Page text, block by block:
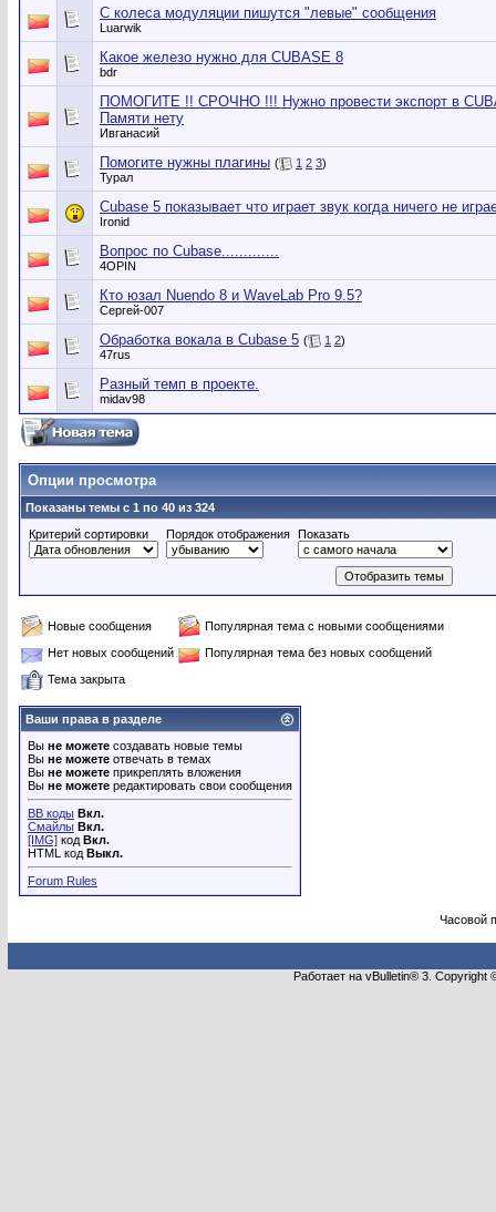
С колеса модуляции пишутся "левые" сообщения
Luarwik
Какое железо нужно для CUBASE 8
bdr
ПОМОГИТЕ !! СРОЧНО !!! Нужно провести экспорт в
Памяти нету
Ивганасий
Помогите нужны плагины ( 1 2 3)
Турал
Cubase 5 показывает что играет звук когда ничего не
Ironid
Вопрос по Cubase.............
4OPIN
Кто юзал Nuendo 8 и WaveLab Pro 9.5?
Сергей-007
Обработка вокала в Cubase 5 ( 1 2)
47rus
Разный темп в проекте.
midav98
Опции просмотра
Показаны темы с 1 по 40 из 324
Критерий сортировки
Порядок отображения Показать
Новые сообщения
Популярная тема с новыми сообщениями
Нет новых сообщений
Популярная тема без новых сообщений
Тема закрыта
Ваши права в разделе
Вы не можете создавать новые темы
Вы не можете отвечать в темах
Вы не можете прикреплять вложения
Вы не можете редактировать свои сообщения
BB коды Вкл.
Смайлы Вкл.
[IMG] код Вкл.
HTML код Выкл.
Forum Rules
Часовой
Работает на vBulletin® 3.